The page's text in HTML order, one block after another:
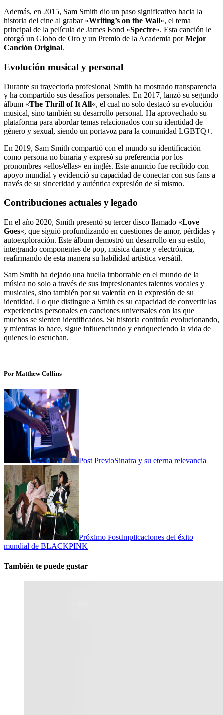
Además, en 2015, Sam Smith dio un paso significativo hacia la
historia del cine al grabar «Writing’s on the Wall«, el tema
principal de la película de James Bond «Spectre«. Esta canción le
otorgó un Globo de Oro y un Premio de la Academia porMejor
Canción Original.
Evolución musical y personal
Durante su trayectoria profesional, Smith ha mostrado transparencia
y ha compartido sus desafíos personales. En 2017, lanzó su segundo
álbum «The Thrill of It All«, el cual no solo destacó su evolución
musical, sino también su desarrollo personal. Ha aprovechado su
plataforma para abordar temas relacionados con su identidad de
género y sexual, siendo un portavoz para la comunidad LGBTQ+.
En 2019, Sam Smith compartió con el mundo su identificación
como persona no binaria y expresó su preferencia por los
pronombres «ellos/ellas» en inglés. Este anuncio fue recibido con
apoyo mundial y evidenció su capacidad de conectar con sus fans a
través de su sinceridad y auténtica expresión de sí mismo.
Contribuciones actuales y legado
En el año 2020, Smith presentó su tercer disco llamado «Love
Goes«, que siguió profundizando en cuestiones de amor, pérdidas y
autoexploración. Este álbum demostró un desarrollo en su estilo,
integrando componentes de pop, música dance y electrónica,
reafirmando de esta manera su habilidad artística versátil.
Sam Smith ha dejado una huella imborrable en el mundo de la
música no solo a través de sus impresionantes talentos vocales y
musicales, sino también por su valentía en la expresión de su
identidad. Lo que distingue a Smith es su capacidad de convertir las
experiencias personales en canciones universales con las que
muchos se sienten identificados. Su historia continúa evolucionando,
y mientras lo hace, sigue influenciando y enriqueciendo la vida de
quienes lo escuchan.
Por Matthew Collins
Post PrevioSinatra y su eterna relevancia
Próximo PostImplicaciones del éxito
mundial de BLACKPINK
También te puede gustar